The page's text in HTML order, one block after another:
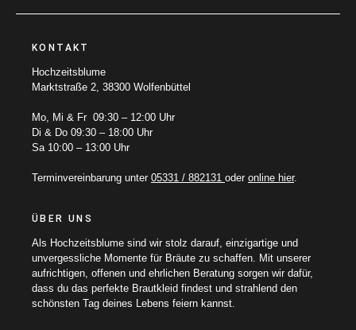
KONTAKT
Hochzeitsblume
Marktstraße 2, 38300 Wolfenbüttel
Mo, Mi & Fr 09:30 – 12:00 Uhr
Di & Do 09:30 – 18:00 Uhr
Sa 10:00 – 13:00 Uhr
Terminvereinbarung unter 05331 / 882131 oder online hier.
ÜBER UNS
Als Hochzeitsblume sind wir stolz darauf, einzigartige und
unvergessliche Momente für Bräute zu schaffen. Mit unserer
aufrichtigen, offenen und ehrlichen Beratung sorgen wir dafür,
dass du das perfekte Brautkleid findest und strahlend den
schönsten Tag deines Lebens feiern kannst.